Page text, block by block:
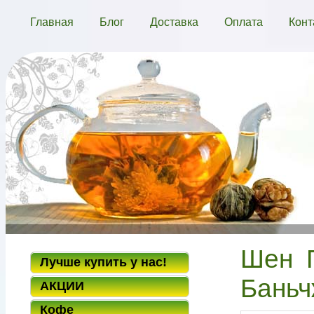
Главная Блог Доставка Оплата
Лучше купить у нас!
АКЦИИ
Кофе
Шен